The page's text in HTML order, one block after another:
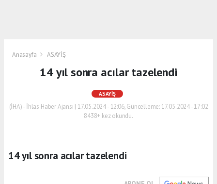
Anasayfa ASAYİŞ
14 yıl sonra acılar tazelendi
ASAYİŞ
(İHA) - İhlas Haber Ajansı | 17.05.2024 - 12:06, Güncelleme: 17.05.2024 - 17:02
8438+ kez okundu.
14 yıl sonra acılar tazelendi